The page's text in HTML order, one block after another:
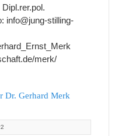
info@jung-stilling-
merk/
Dr. Gerhard Merk